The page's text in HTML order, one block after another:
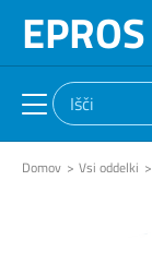
EPROS
Domov Vsi oddelki